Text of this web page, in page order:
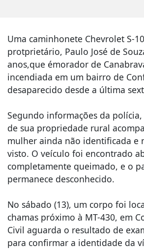
Uma caminhonete Chevrolet S-
protprietário, Paulo José de
anos,que émorador de
incendiada em um bairro de
desaparecido desde a última
Segundo informações da polícia,
de sua propriedade rural
mulher ainda não identificada e
visto. O veículo foi encontrado
completamente queimado, e o
permanece desconhecido.
No sábado (13), um corpo foi
chamas próximo à MT-430, em
Civil aguarda o resultado de
para confirmar a identidade da